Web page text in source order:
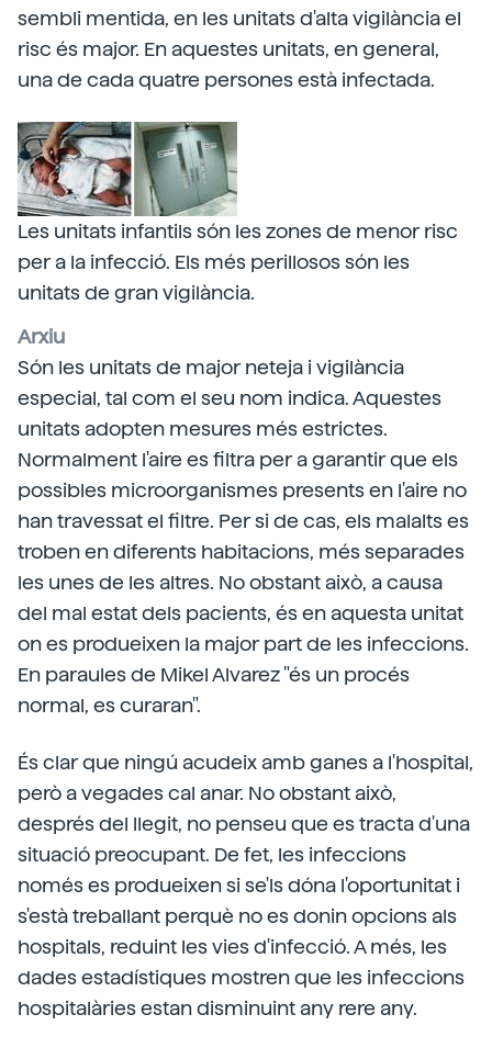
sembli mentida, en les unitats d'alta vigilància el
risc és major. En aquestes unitats, en general,
una de cada quatre persones està infectada.
Les unitats infantils són les zones de menor risc
per a la infecció. Els més perillosos són les
unitats de gran vigilància.
Arxiu
Són les unitats de major neteja i vigilància
especial, tal com el seu nom indica. Aquestes
unitats adopten mesures més estrictes.
Normalment l'aire es filtra per a garantir que els
possibles microorganismes presents en l'aire no
han travessat el filtre. Per si de cas, els malalts es
troben en diferents habitacions, més separades
les unes de les altres. No obstant això, a causa
del mal estat dels pacients, és en aquesta unitat
on es produeixen la major part de les infeccions.
En paraules de Mikel Alvarez "és un procés
normal, es curaran".
És clar que ningú acudeix amb ganes a l'hospital,
però a vegades cal anar. No obstant això,
després del llegit, no penseu que es tracta d'una
situació preocupant. De fet, les infeccions
només es produeixen si se'ls dóna l'oportunitat i
s'està treballant perquè no es donin opcions als
hospitals, reduint les vies d'infecció. A més, les
dades estadístiques mostren que les infeccions
hospitalàries estan disminuint any rere any.